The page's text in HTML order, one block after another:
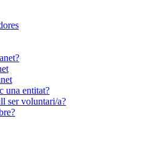
una entitat?
ser voluntari/a?